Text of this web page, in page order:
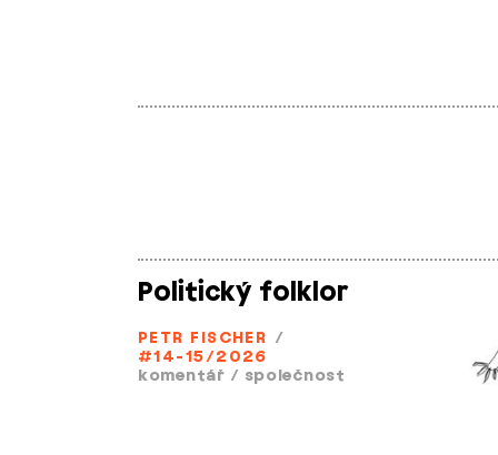
Politický folklor
PETR FISCHER /
#14-15/2026
komentář / společnost